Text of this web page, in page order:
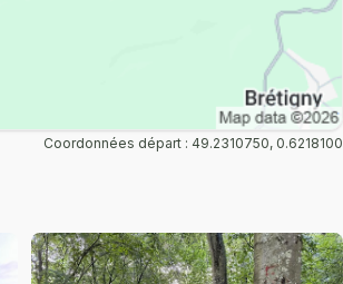
Coordonnées départ : 49.2310750, 0.6218100